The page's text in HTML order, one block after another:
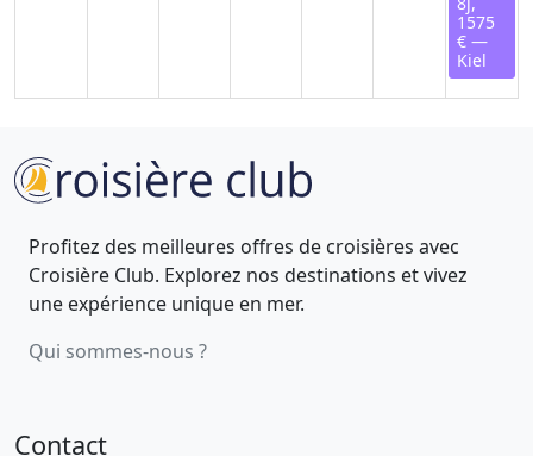
1575
€ —
Kiel
Profitez des meilleures offres de croisières avec
Croisière Club. Explorez nos destinations et vivez
une expérience unique en mer.
Qui sommes-nous ?
Contact